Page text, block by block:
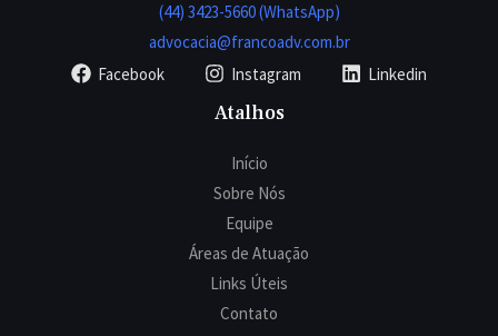
(44) 3423-5660 (WhatsApp)
advocacia@francoadv.com.br
Facebook
Instagram Linkedin
Atalhos
Início
Sobre Nós
Equipe
Áreas de Atuação
Links Úteis
Contato